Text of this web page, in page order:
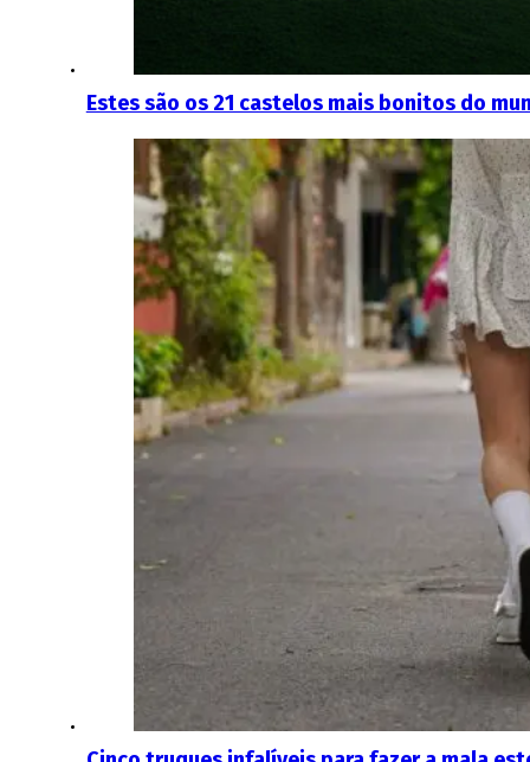
Estes são os 21 castelos mais bonitos do